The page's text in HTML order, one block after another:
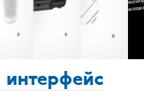
интерфейс